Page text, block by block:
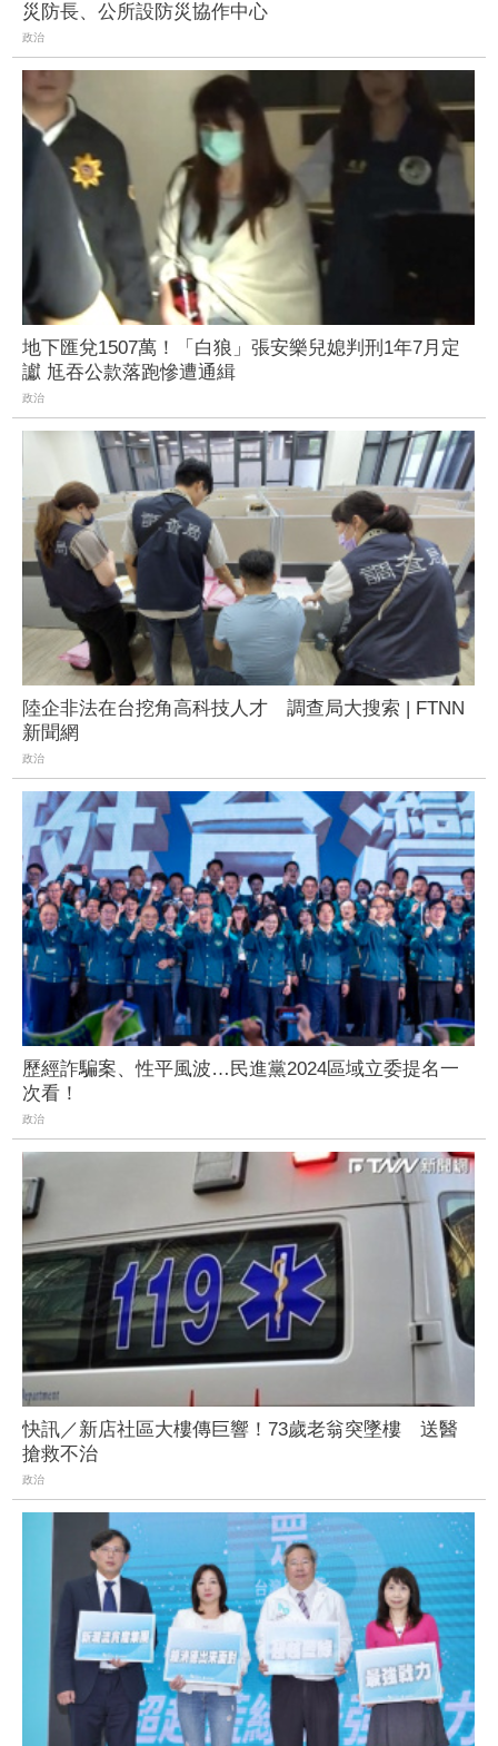
災防長、公所設防災協作中心
政治
地下匯兌1507萬！「白狼」張安樂兒媳判刑1年7月定
讞 尪吞公款落跑慘遭通緝
政治
陸企非法在台挖角高科技人才 調查局大搜索 | FTNN
新聞網
政治
歷經詐騙案、性平風波…民進黨2024區域立委提名一
次看！
政治
快訊／新店社區大樓傳巨響！73歲老翁突墜樓 送醫
搶救不治
政治